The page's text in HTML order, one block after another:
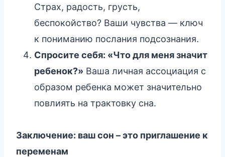
Страх, радость, грусть,
беспокойство? Ваши чувства — ключ
к пониманию послания подсознания.
Спросите себя: «Что для меня значит
ребенок?» Ваша личная ассоциация с
образом ребенка может значительно
повлиять на трактовку сна.
Заключение: ваш сон – это приглашение к
переменам